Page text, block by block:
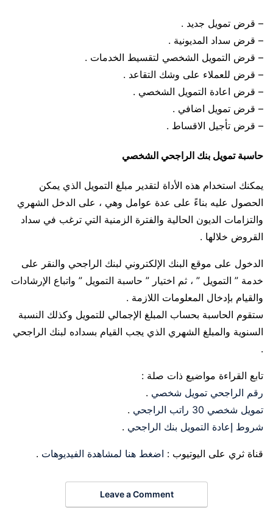
– قرض تمويل جديد .
– قرض سداد المديونية .
– قرض التمويل الشخصي لتقسيط الخدمات .
– قرض للعملاء على وشك التقاعد .
– قرض اعادة التمويل الشخصي .
– قرض تمويل اضافي .
– قرض تأجيل الاقساط .
حاسبة تمويل بنك الراجحي الشخصي
يمكنك استخدام هذه الأداة لتقدير مبلغ التمويل الذي يمكن
الحصول عليه بناءً على عدة عوامل وهي ، على الدخل الشهري
والتزامات الديون الحالية والفترة الزمنية التي ترغب في سداد
القروض خلالها .
الدخول على موقع البنك الإلكتروني لبنك الراجحي والنقر على
خدمة ” التمويل ” ، ثم اختيار ” حاسبة التمويل ” واتباع الإرشادات
والقيام بإدخال المعلومات اللازمة .
ستقوم الحاسبة بحساب المبلغ الإجمالي للتمويل وكذلك النسبة
السنوية والمبلغ الشهري الذي يجب القيام بسداده لبنك الراجحي
.
تابع القراءة مواضيع ذات صلة :
رقم الراجحي تمويل شخصي .
تمويل شخصي 30 راتب الراجحي
.
شروط إعادة التمويل بنك الراجحي .
قناة ثري على اليوتيوب : اضغط هنا لمشاهدة الفيديوهات .
Leave a Comment